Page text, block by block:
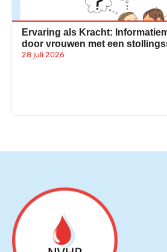
Ervaring als Kracht:
door vrouwen met een
28 juli 2026